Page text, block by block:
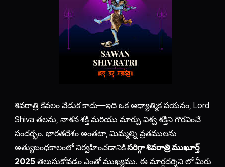
శివరాత్రి కేవలం వేడుక కాదు—ఇది ఒక ఆధ్యాత్మిక పయనం, Lord
Shiva తలను, నాశన శక్తి మరియు మార్పు విశ్వ శక్తిని గౌరవించే
సందర్భం. భారతదేశం అంతటా, మిమ్మల్ని వ్రతములను
అత్యుబంధకాలంలో నిర్వహించడానికిసరిగ్గా శివరాత్రి ముఖూర్త్
2025 తెలుసుకోవడం ఎంతో ముఖ్యము. ఈ మార్గదర్శిని లో మీరు